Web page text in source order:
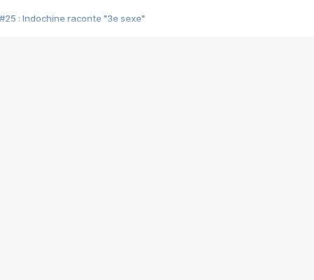
#25 : Indochine raconte "3e sexe"